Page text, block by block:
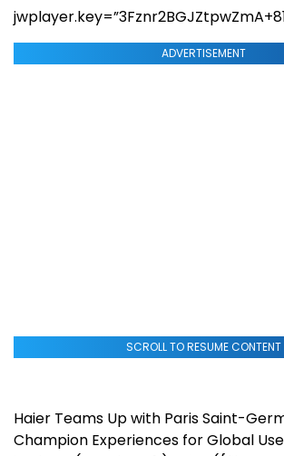
ADVERTISEMENT
SCROLL TO RESUME CONTENT
Haier Teams Up with Paris Saint-
Champion Experiences for Global